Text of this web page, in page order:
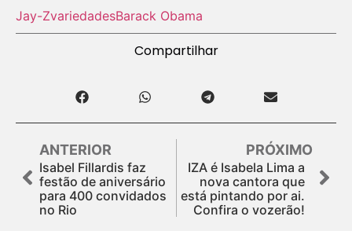
Jay-ZvariedadesBarack Obama
Compartilhar
ANTERIOR
Isabel Fillardis faz
festão de aniversário
para 400 convidados
no Rio
PRÓXIMO
IZA é Isabela Lima a
nova cantora que
está pintando por ai.
Confira o vozerão!